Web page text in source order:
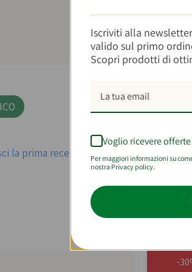
coltivazione
associata a
verso la
territorio.
la prima recensione per questo
Con cosa
-
Iscriviti alla
valido sul primo
Scopri prodotti di
Voglio ricevere
Per maggiori informazioni su
nostra Privacy policy.